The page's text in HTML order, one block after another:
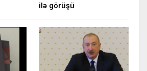
ilə görüşü